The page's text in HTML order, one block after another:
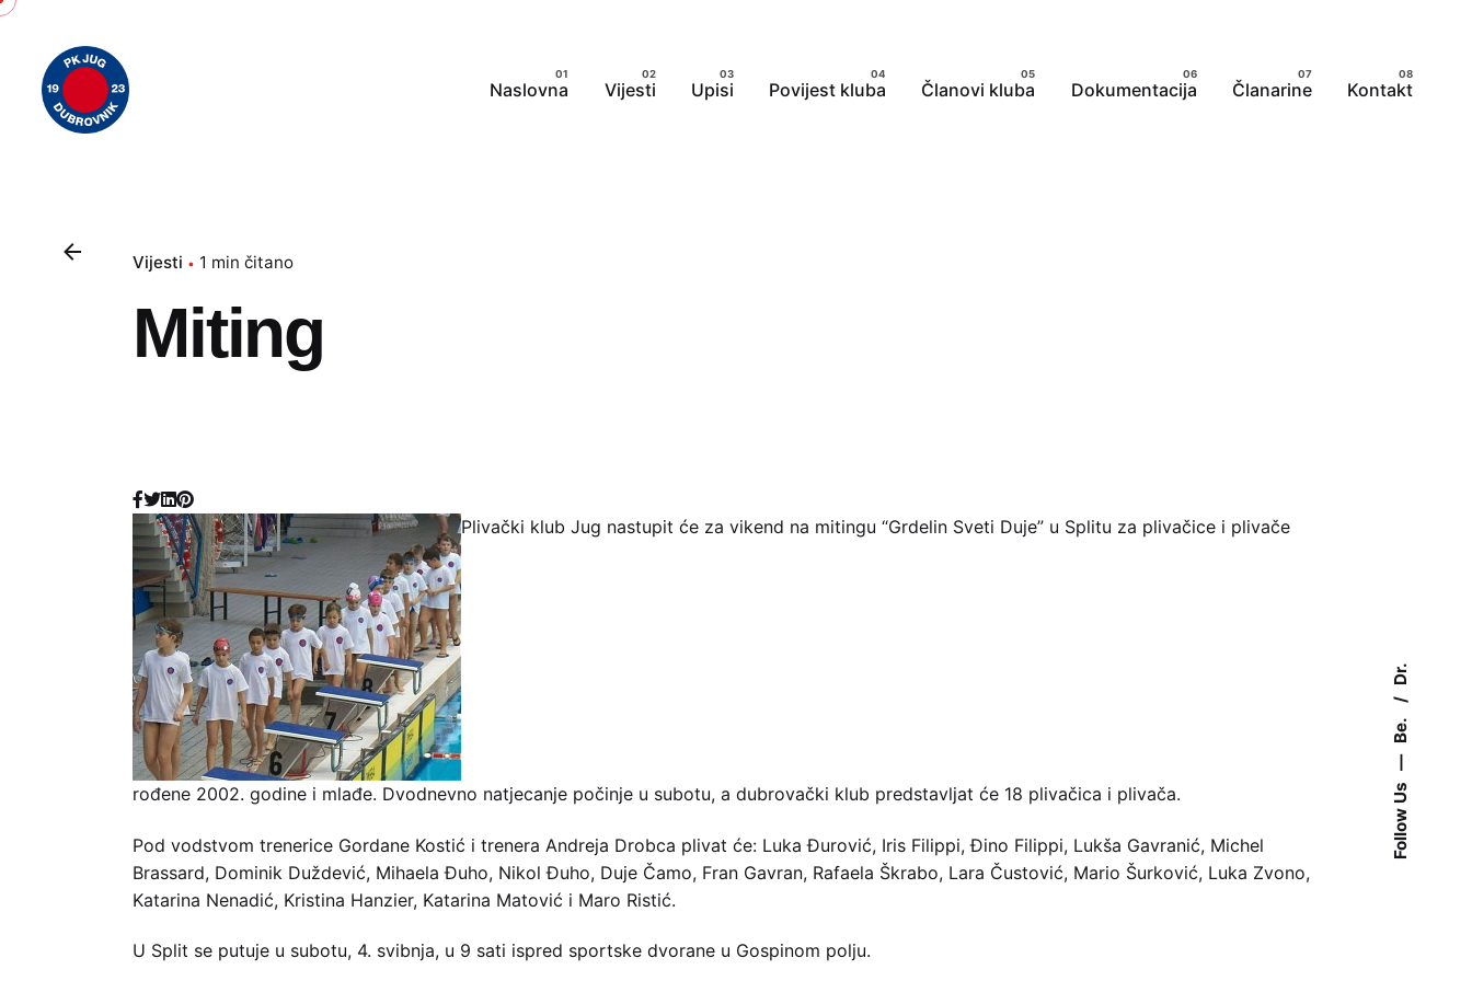
Follow Us
Be.
Dr.
Skip
content
Naslovna
Vijesti Upisi Povijest kluba Članovi kluba Dokumentacija Članarine Kontakt
Vijesti 1 min čitano
Miting
Plivački klub Jug nastupit će za vikend na mitingu “Grdelin Sveti Duje” u Splitu za plivačice i plivače
rođene 2002. godine i mlađe. Dvodnevno natjecanje počinje u subotu, a dubrovački klub predstavljat će 18 plivačica i plivača.
Pod vodstvom trenerice Gordane Kostić i trenera Andreja Drobca plivat će: Luka Đurović, Iris Filippi, Đino Filippi, Lukša Gavranić, Michel
Brassard, Dominik Duždević, Mihaela Đuho, Nikol Đuho, Duje Čamo, Fran Gavran, Rafaela Škrabo, Lara Čustović, Mario Šurković, Luka Zvono,
Katarina Nenadić, Kristina Hanzier, Katarina Matović i Maro Ristić.
U Split se putuje u subotu, 4. svibnja, u 9 sati ispred sportske dvorane u Gospinom polju.